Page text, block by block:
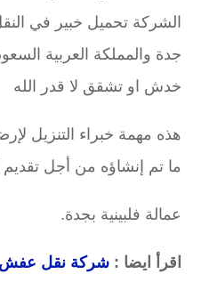
الشركة تحميل خبير في
جدة والمملكة العربية
خدش او تشقق لا قدر الله
هذه مهمة خبراء التنزيل
ما تم إنشاؤه من أجل
عمالة فلبينية بجدة.
اقرأ ايضا : شركة نقل عفش